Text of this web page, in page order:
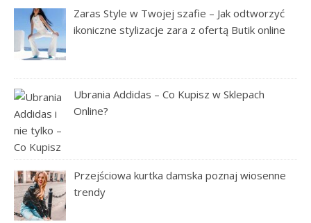
Zaras Style w Twojej szafie – Jak odtworzyć
ikoniczne stylizacje zara z ofertą Butik online
Ubrania Addidas – Co Kupisz w Sklepach
Online?
Przejściowa kurtka damska poznaj wiosenne
trendy